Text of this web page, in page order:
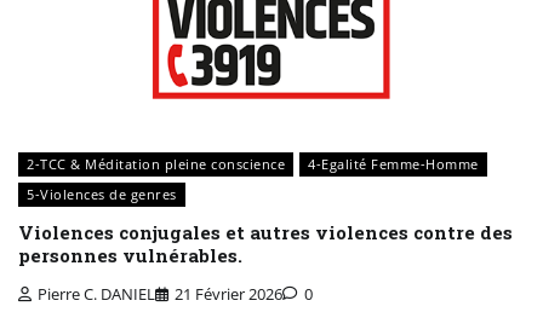
2-TCC & Méditation pleine conscience
4-Egalité Femme-Homme
5-Violences de genres
Violences conjugales et autres violences contre des
personnes vulnérables.
Pierre C. DANIEL 21 Février 2026 0